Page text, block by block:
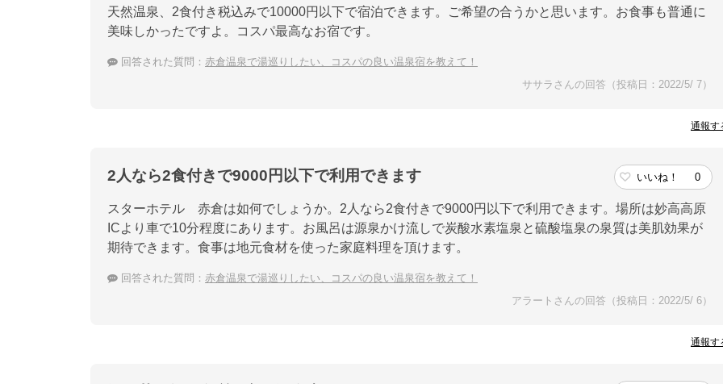
天然温泉、2食付き税込みで10000円以下で宿泊できます。ご希望の合うかと思います。お食事も普通に
美味しかったですよ。コスパ最高なお宿です。
回答された質問： 赤倉温泉で湯巡りしたい、コスパの良い温泉宿を教えて！
ササラさんの回答（投稿日：2022/5/ 7）
通報す
2人なら2食付きで9000円以下で利用できます いいね！ 0
スターホテル 赤倉は如何でしょうか。2人なら2食付きで9000円以下で利用できます。場所は妙高高原
ICより車で10分程度にあります。お風呂は源泉かけ流しで炭酸水素塩泉と硫酸塩泉の泉質は美肌効果が
期待できます。食事は地元食材を使った家庭料理を頂けます。
回答された質問： 赤倉温泉で湯巡りしたい、コスパの良い温泉宿を教えて！
アラートさんの回答（投稿日：2022/5/ 6）
通報す